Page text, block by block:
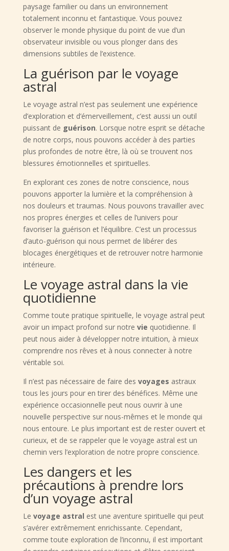
paysage familier ou dans un environnement
totalement inconnu et fantastique. Vous pouvez
observer le monde physique du point de vue d’un
observateur invisible ou vous plonger dans des
dimensions subtiles de l’existence.
La guérison par le voyage
astral
Le voyage astral n’est pas seulement une expérience
d’exploration et d’émerveillement, c’est aussi un outil
puissant de guérison. Lorsque notre esprit se détache
de notre corps, nous pouvons accéder à des parties
plus profondes de notre être, là où se trouvent nos
blessures émotionnelles et spirituelles.
En explorant ces zones de notre conscience, nous
pouvons apporter la lumière et la compréhension à
nos douleurs et traumas. Nous pouvons travailler avec
nos propres énergies et celles de l’univers pour
favoriser la guérison et l’équilibre. C’est un processus
d’auto-guérison qui nous permet de libérer des
blocages énergétiques et de retrouver notre harmonie
intérieure.
Le voyage astral dans la vie
quotidienne
Comme toute pratique spirituelle, le voyage astral peut
avoir un impact profond sur notre vie quotidienne. Il
peut nous aider à développer notre intuition, à mieux
comprendre nos rêves et à nous connecter à notre
véritable soi.
Il n’est pas nécessaire de faire des voyages astraux
tous les jours pour en tirer des bénéfices. Même une
expérience occasionnelle peut nous ouvrir à une
nouvelle perspective sur nous-mêmes et le monde qui
nous entoure. Le plus important est de rester ouvert et
curieux, et de se rappeler que le voyage astral est un
chemin vers l’exploration de notre propre conscience.
Les dangers et les
précautions à prendre lors
d’un voyage astral
Le voyage astral est une aventure spirituelle qui peut
s’avérer extrêmement enrichissante. Cependant,
comme toute exploration de l’inconnu, il est important